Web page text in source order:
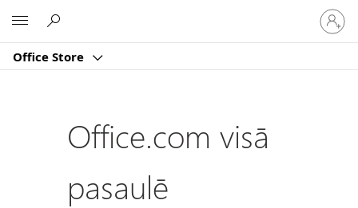
Office Store
savā
kontā
Office.com visā
pasaulē